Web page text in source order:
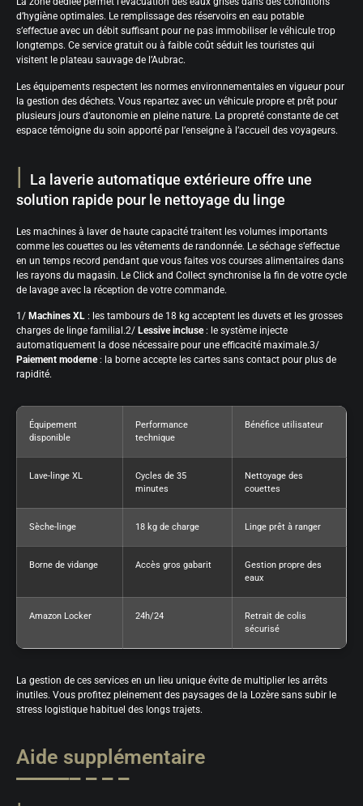
d’hygiène optimales. Le remplissage des réservoirs en eau potable
s’effectue avec un débit suffisant pour ne pas immobiliser le véhicule trop
longtemps. Ce service gratuit ou à faible coût séduit les touristes qui
visitent le plateau sauvage de l’Aubrac.
Les équipements respectent les normes environnementales en vigueur pour
la gestion des déchets. Vous repartez avec un véhicule propre et prêt pour
plusieurs jours d’autonomie en pleine nature. La propreté constante de cet
espace témoigne du soin apporté par l’enseigne à l’accueil des voyageurs.
La laverie automatique extérieure offre une
solution rapide pour le nettoyage du linge
Les machines à laver de haute capacité traitent les volumes importants
comme les couettes ou les vêtements de randonnée. Le séchage s’effectue
en un temps record pendant que vous faites vos courses alimentaires dans
les rayons du magasin. Le Click and Collect synchronise la fin de votre cycle
de lavage avec la réception de votre commande.
1/ Machines XL : les tambours de 18 kg acceptent les duvets et les grosses
charges de linge familial.2/ Lessive incluse: le système injecte
automatiquement la dose nécessaire pour une efficacité maximale.3/
Paiement moderne: la borne accepte les cartes sans contact pour plus de
rapidité.
Équipement
disponible
Performance
technique
Bénéfice utilisateur
Lave-linge XL
Cycles de 35
minutes
Nettoyage des
couettes
Sèche-linge 18 kg de charge Linge prêt à ranger
Borne de vidange Accès gros gabarit
Gestion propre des
eaux
Amazon Locker 24h/24
Retrait de colis
sécurisé
La gestion de ces services en un lieu unique évite de multiplier les arrêts
inutiles. Vous profitez pleinement des paysages de la Lozère sans subir le
stress logistique habituel des longs trajets.
Aide supplémentaire